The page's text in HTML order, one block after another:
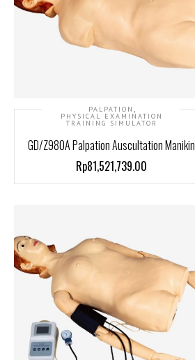
PALPATION ,
PHYSICAL EXAMINATION
TRAINING SIMULATOR
GD/Z980A Palpation Auscultation Manikin
Rp81,521,739.00